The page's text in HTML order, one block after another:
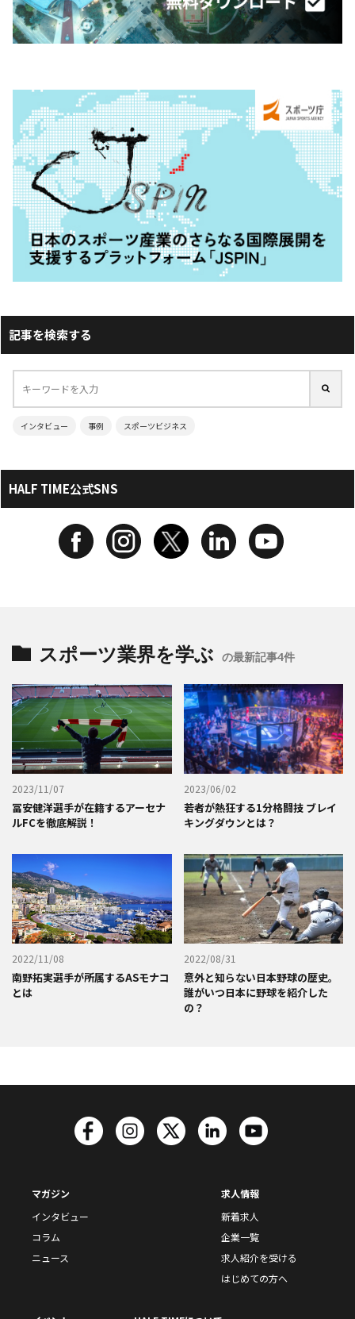
記事を検索する
インタビュー 事例 スポーツビジネス
HALF TIME公式SNS
スポーツ業界を学ぶ の最新記事4件
2023/11/07
冨安健洋選手が在籍するアーセナ
ルFCを徹底解説！
2023/06/02
若者が熱狂する1分格闘技 ブレイ
キングダウンとは？
2022/11/08
南野拓実選手が所属するASモナコ
とは
2022/08/31
意外と知らない日本野球の歴史。
誰がいつ日本に野球を紹介した
の？
マガジン
インタビュー
コラム
ニュース
求人情報
新着求人
企業一覧
求人紹介を受ける
はじめての方へ